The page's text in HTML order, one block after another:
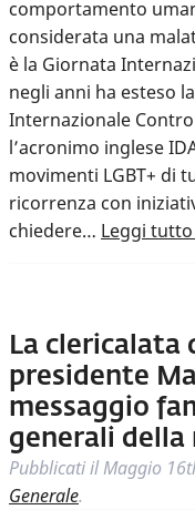
comportamento
considerata una
è la Giornata
negli anni ha esteso
Internazionale
l’acronimo inglese
movimenti LGBT+ di
ricorrenza con
chiedere… Leggi tutto
La clericalata
presidente
messaggio
generali
Pubblicati ilMaggio
Generale.